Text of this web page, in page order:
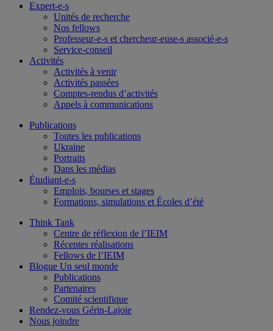
Expert-e-s
Unités de recherche
Nos fellows
Professeur-e-s et chercheur-euse-s associé-e-s
Service-conseil
Activités
Activités à venir
Activités passées
Comptes-rendus d’activités
Appels à communications
Publications
Toutes les publications
Ukraine
Portraits
Dans les médias
Étudiant-e-s
Emplois, bourses et stages
Formations, simulations et Écoles d’été
Think Tank
Centre de réflexion de l’IEIM
Récentes réalisations
Fellows de l’IEIM
Blogue Un seul monde
Publications
Partenaires
Comité scientifique
Rendez-vous Gérin-Lajoie
Nous joindre